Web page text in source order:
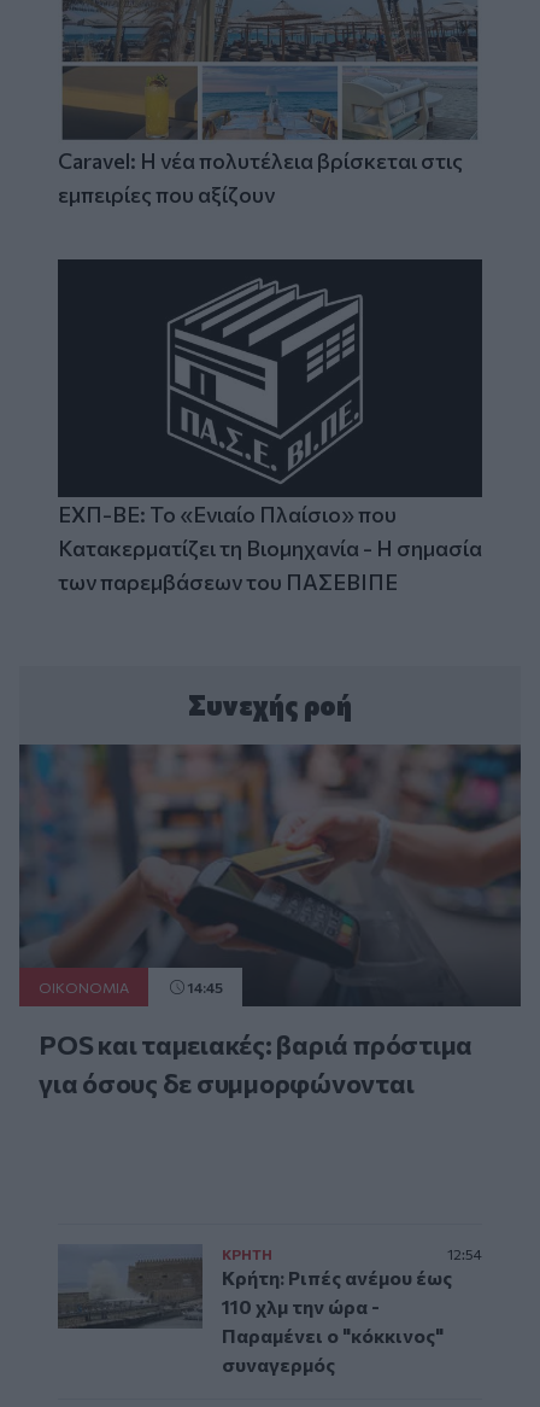
Caravel: Η νέα πολυτέλεια βρίσκεται στις
εμπειρίες που αξίζουν
ΕΧΠ-ΒΕ: Το «Ενιαίο Πλαίσιο» που
Κατακερματίζει τη Βιομηχανία - Η σημασία
των παρεμβάσεων του ΠΑΣΕΒΙΠΕ
Συνεχής ροή
ΟΙΚΟΝΟΜΙΑ 14:45
POS και ταμειακές: βαριά πρόστιμα
για όσους δε συμμορφώνονται
ΚΡΗΤΗ 12:54
Κρήτη: Ριπές ανέμου έως
110 χλμ την ώρα -
Παραμένει ο "κόκκινος"
συναγερμός